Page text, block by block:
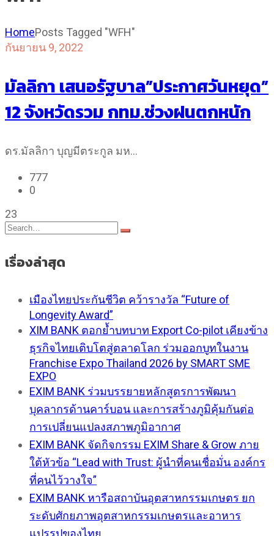
HomePosts Tagged "WFH"
กันยายน 9, 2022
มัลลิกา เสนอรัฐบาล”ประกาศวันหยุด”
12 จังหวัดรวม กทม.ช่วงฝนตกหนัก
ดร.มัลลิกา บุญมีตระกูล มห…
777
0
23
เรื่องล่าสุด
เมืองไทยประกันชีวิต คว้ารางวัล “Future of
Longevity Award”
XIM BANK ตอกย้ำบทบาท Export Co-pilot เคียงข้าง
ธุรกิจไทยเติบโตสู่ตลาดโลก ร่วมออกบูทในงาน
Franchise Expo Thailand 2026 by SMART SME
EXPO
EXIM BANK ร่วมบรรยายหลักสูตรการพัฒนา
บุคลากรด้านคาร์บอน และการสร้างภูมิคุ้มกันต่อ
การเปลี่ยนแปลงสภาพภูมิอากาศ
EXIM BANK จัดกิจกรรม EXIM Share & Grow ภาย
ใต้หัวข้อ “Lead with Trust: ผู้นำที่คนเชื่อมั่น องค์กร
ที่คนไว้วางใจ”
EXIM BANK หารือสถาบันอุตสาหกรรมเกษตร ยก
ระดับศักยภาพอุตสาหกรรมเกษตรและอาหาร
แปรรูปของไทย